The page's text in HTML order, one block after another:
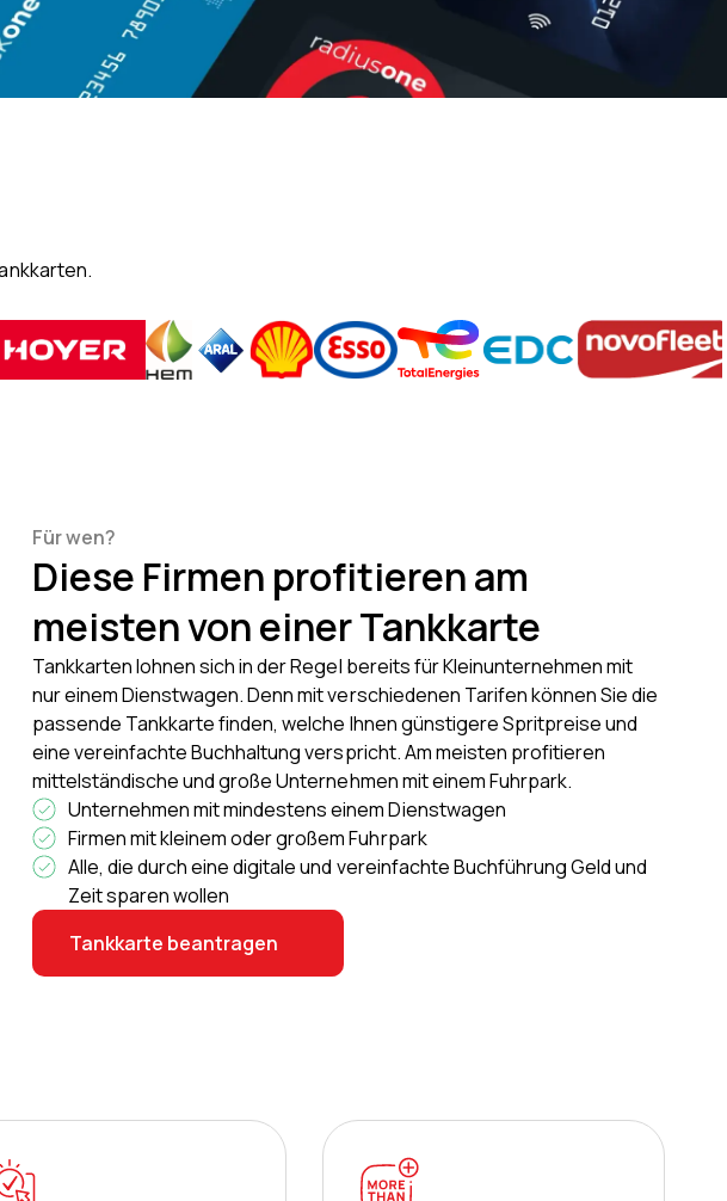
Für wen?
Diese Firmen profitieren am
meisten von einer Tankkarte
Tankkarten lohnen sich in der Regel bereits für Kleinunternehmen mit
nur einem Dienstwagen. Denn mit verschiedenen Tarifen können Sie die
passende Tankkarte finden, welche Ihnen günstigere Spritpreise und
eine vereinfachte Buchhaltung verspricht. Am meisten profitieren
mittelständische und große Unternehmen mit einem Fuhrpark.
Unternehmen mit mindestens einem Dienstwagen
Firmen mit kleinem oder großem Fuhrpark
Alle, die durch eine digitale und vereinfachte Buchführung Geld und
Zeit sparen wollen
Tankkarte beantragen